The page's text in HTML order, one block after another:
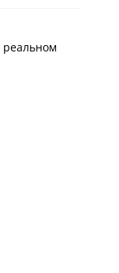
реальном